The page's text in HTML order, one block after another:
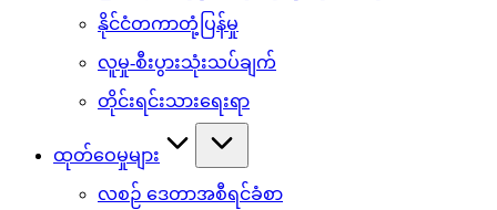
နိုင်ငံတကာတုံ့ပြန်မှု
လူမှု-စီးပွားသုံးသပ်ချက်
တိုင်းရင်းသားရေးရာ
ထုတ်ဝေမှုများ
လစဉ် ဒေတာအစီရင်ခံစာ